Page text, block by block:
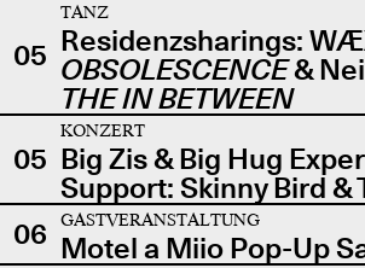
05
TANZ
Residenzsharings:
OBSOLESCENCE&
THE IN BETWEEN
05
KONZERT
Big Zis & Big Hug
Support: Skinny Bird &
06
GASTVERANSTALTUNG
Motel a Miio Pop-Up